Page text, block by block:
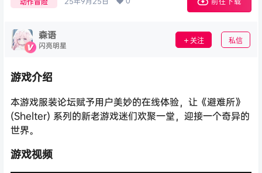
森语
闪亮明星 关注 私信
游戏介绍
本游戏服装论坛赋予用户美妙的在线体验，让《避难所》
(Shelter) 系列的新老游戏迷们欢聚一堂，迎接一个奇异的
世界。
游戏视频